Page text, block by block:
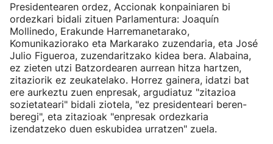
Presidentearen ordez, Accionak konpainiaren bi
ordezkari bidali zituen Parlamentura: Joaquín
Mollinedo, Erakunde Harremanetarako,
Komunikaziorako eta Markarako zuzendaria, eta José
Julio Figueroa, zuzendaritzako kidea bera. Alabaina,
ez zieten utzi Batzordearen aurrean hitza hartzen,
zitaziorik ez zeukatelako. Horrez gainera, idatzi bat
ere aurkeztu zuen enpresak, argudiatuz "zitazioa
sozietateari" bidali ziotela, "ez presidenteari beren-
beregi", eta zitazioak "enpresak ordezkaria
izendatzeko duen eskubidea urratzen" zuela.